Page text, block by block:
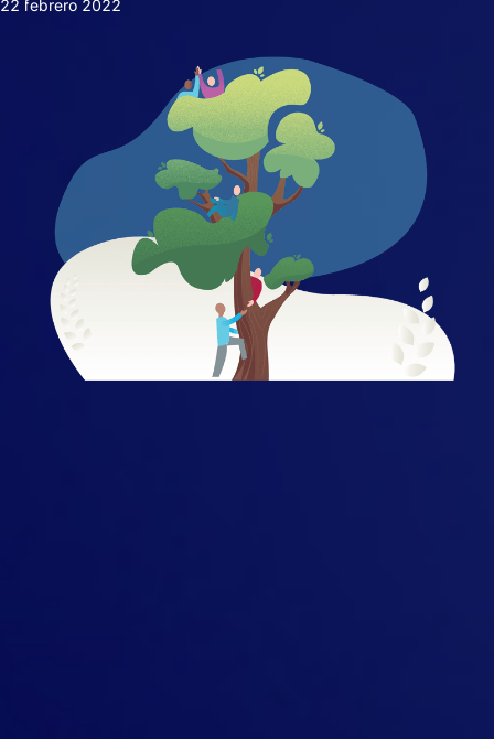
22 febrero 2022